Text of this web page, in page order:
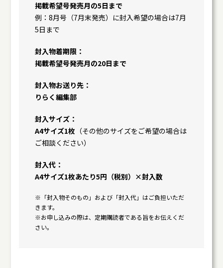
掲載希望号発売月の5日まで
例：8月号（7月末発売）に封入希望の場合は7月
5日まで
封入物着期限
掲載希望号発売月の20日まで
封入物お送り先
りらく編集部
封入サイズ
A4サイズ1枚 （その他のサイズをご希望の場合は
ご相談ください）
封入代
A4サイズ1枚あたり5円（税別）×封入数
※「封入物そのもの」および「封入代」はご負担いただ
きます。
※お申し込みの際は、定期購読者である旨をお伝えくだ
さい。